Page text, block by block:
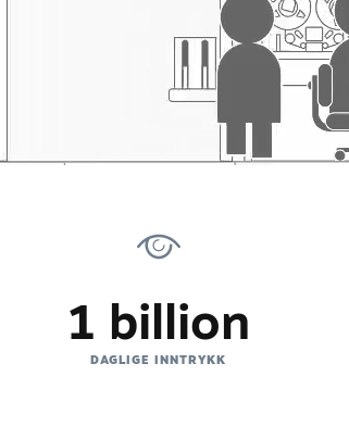
1 billion
DAGLIGE INNTRYKK